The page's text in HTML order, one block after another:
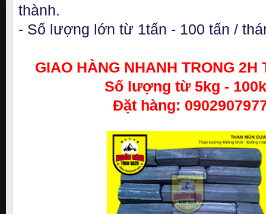
thành.
- Số lượng lớn từ 1tấn - 100 tấn /
GIAO HÀNG NHANH TRONG 2H
Số lượng từ 5kg -
Đặt hàng: